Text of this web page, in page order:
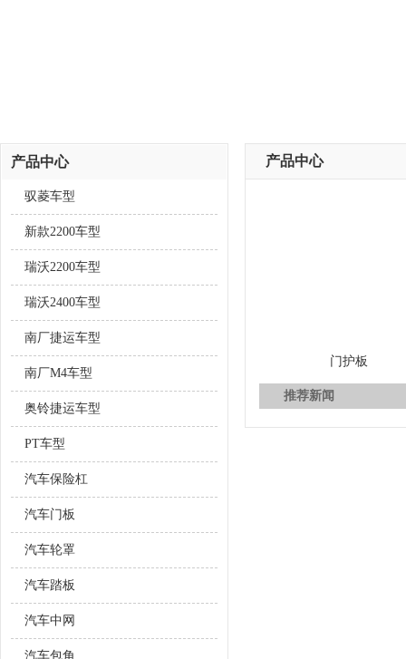
产品中心
驭菱车型
新款2200车型
瑞沃2200车型
瑞沃2400车型
南厂捷运车型
南厂M4车型
奥铃捷运车型
PT车型
汽车保险杠
汽车门板
汽车轮罩
汽车踏板
汽车中网
汽车包角
产品中心
门护板
推荐新闻